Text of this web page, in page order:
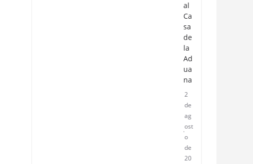
al
Ca
sa
de
la
Ad
ua
na
2
de
ag
ost
o
de
20